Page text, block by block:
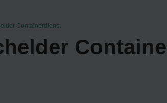
Containerdienst